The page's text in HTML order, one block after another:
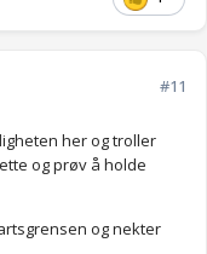
#11
her og troller
og prøv å holde
og nekter